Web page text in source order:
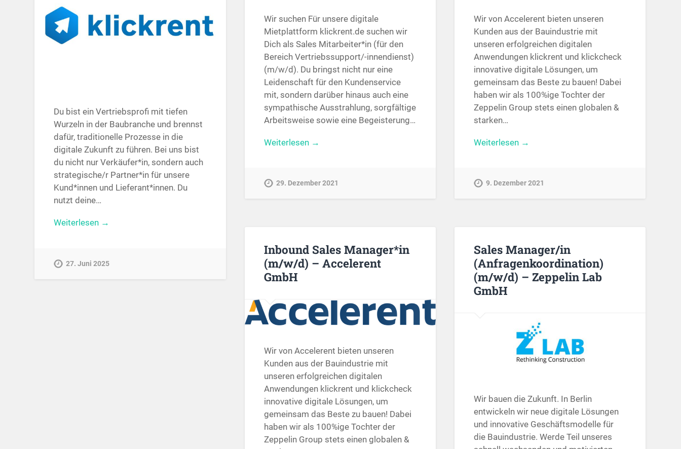
Du bist ein Vertriebsprofi mit tiefen
Wurzeln in der Baubranche und brennst
dafür, traditionelle Prozesse in die
digitale Zukunft zu führen. Bei uns bist
du nicht nur Verkäufer*in, sondern auch
strategische/r Partner*in für unsere
Kund*innen und Lieferant*innen. Du
nutzt deine…
Weiterlesen →
27. Juni 2025
Wir suchen Für unsere digitale
Mietplattform klickrent.de suchen wir
Dich als Sales Mitarbeiter*in (für den
Bereich Vertriebssupport/-innendienst)
(m/w/d). Du bringst nicht nur eine
Leidenschaft für den Kundenservice
mit, sondern darüber hinaus auch eine
sympathische Ausstrahlung, sorgfältige
Arbeitsweise sowie eine Begeisterung…
Weiterlesen →
29. Dezember 2021
Wir von Accelerent bieten unseren
Kunden aus der Bauindustrie mit
unseren erfolgreichen digitalen
Anwendungen klickrent und klickcheck
innovative digitale Lösungen, um
gemeinsam das Beste zu bauen! Dabei
haben wir als 100%ige Tochter der
Zeppelin Group stets einen globalen &
starken…
Weiterlesen →
9. Dezember 2021
Inbound Sales Manager*in
(m/w/d) – Accelerent
GmbH
Wir von Accelerent bieten unseren
Kunden aus der Bauindustrie mit
unseren erfolgreichen digitalen
Anwendungen klickrent und klickcheck
innovative digitale Lösungen, um
gemeinsam das Beste zu bauen! Dabei
haben wir als 100%ige Tochter der
Zeppelin Group stets einen globalen &
Sales Manager/in
(Anfragenkoordination)
(m/w/d) – Zeppelin Lab
GmbH
Wir bauen die Zukunft. In Berlin
entwickeln wir neue digitale Lösungen
und innovative Geschäftsmodelle für
die Bauindustrie. Werde Teil unseres